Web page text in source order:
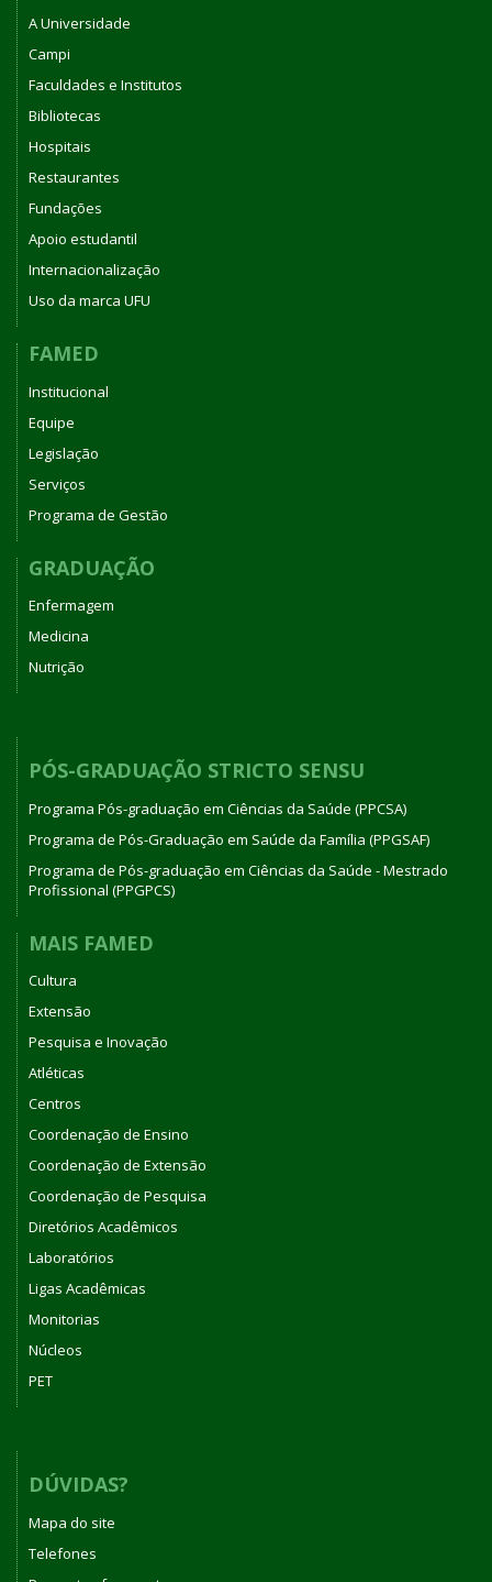
A Universidade
Campi
Faculdades e Institutos
Bibliotecas
Hospitais
Restaurantes
Fundações
Apoio estudantil
Internacionalização
Uso da marca UFU
FAMED
Institucional
Equipe
Legislação
Serviços
Programa de Gestão
GRADUAÇÃO
Enfermagem
Medicina
Nutrição
PÓS-GRADUAÇÃO STRICTO SENSU
Programa Pós-graduação em Ciências da Saúde (PPCSA)
Programa de Pós-Graduação em Saúde da Família (PPGSAF)
Programa de Pós-graduação em Ciências da Saúde - Mestrado
Profissional (PPGPCS)
MAIS FAMED
Cultura
Extensão
Pesquisa e Inovação
Atléticas
Centros
Coordenação de Ensino
Coordenação de Extensão
Coordenação de Pesquisa
Diretórios Acadêmicos
Laboratórios
Ligas Acadêmicas
Monitorias
Núcleos
PET
DÚVIDAS?
Mapa do site
Telefones